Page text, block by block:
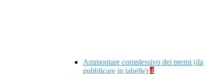
Ammontare complessivo dei premi (da
pubblicare in tabelle) 4